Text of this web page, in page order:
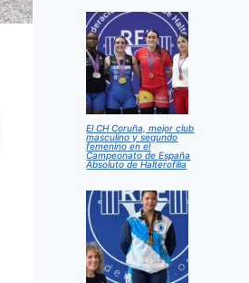
El CH Coruña, mejor club
masculino y segundo
femenino en el
Campeonato de España
Absoluto de Halterofilia